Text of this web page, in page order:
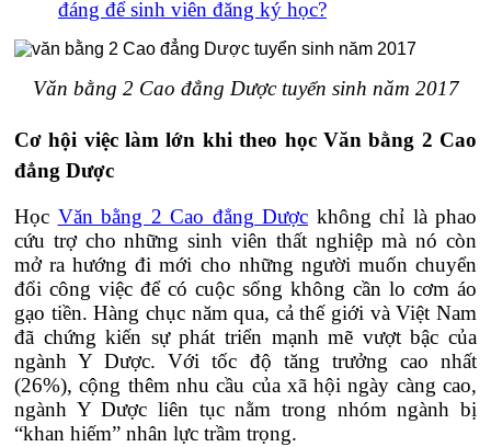
đáng để sinh viên đăng ký học?
Văn bằng 2 Cao đẳng Dược tuyển sinh năm 2017
Cơ hội việc làm lớn khi theo học Văn bằng 2 Cao
đẳng Dược
Học Văn bằng 2 Cao đẳng Dược không chỉ là phao
cứu trợ cho những sinh viên thất nghiệp mà nó còn
mở ra hướng đi mới cho những người muốn chuyển
đổi công việc để có cuộc sống không cần lo cơm áo
gạo tiền. Hàng chục năm qua, cả thế giới và Việt Nam
đã chứng kiến sự phát triển mạnh mẽ vượt bậc của
ngành Y Dược. Với tốc độ tăng trưởng cao nhất
(26%), cộng thêm nhu cầu của xã hội ngày càng cao,
ngành Y Dược liên tục nằm trong nhóm ngành bị
“khan hiếm” nhân lực trầm trọng.